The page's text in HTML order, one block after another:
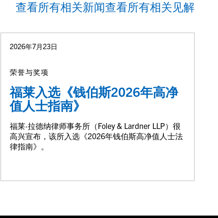
查看所有相关新闻查看所有相关见解
2026年7月23日
荣誉与奖项
福莱入选《钱伯斯2026年高净
值人士指南》
福莱·拉德纳律师事务所（Foley & Lardner LLP）很
高兴宣布，该所入选《2026年钱伯斯高净值人士法
律指南》。